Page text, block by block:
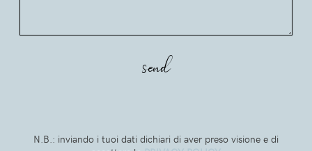
N.B.: inviando i tuoi dati dichiari di aver preso visione e di